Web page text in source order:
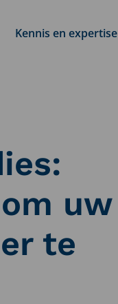
Kennis en expertise
uw
te